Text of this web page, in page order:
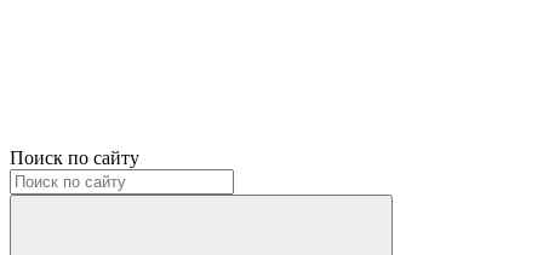
Поиск по сайту